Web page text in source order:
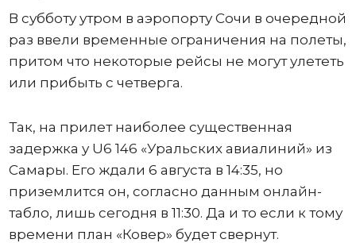
В субботу утром в аэропорту Сочи в очередной
раз ввели временные ограничения на полеты,
притом что некоторые рейсы не могут улететь
или прибыть с четверга.
Так, на прилет наиболее существенная
задержка у U6 146 «Уральских авиалиний» из
Самары. Его ждали 6 августа в 14:35, но
приземлится он, согласно данным онлайн-
табло, лишь сегодня в 11:30. Да и то если к тому
времени план «Ковер» будет свернут.